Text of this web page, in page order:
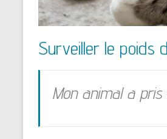
Surveiller le poids
Mon animal a